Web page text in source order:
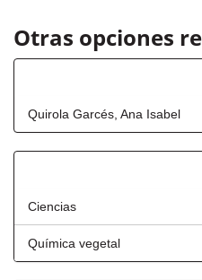
Otras opciones
Quirola Garcés, Ana Isabel
Ciencias
Química vegetal